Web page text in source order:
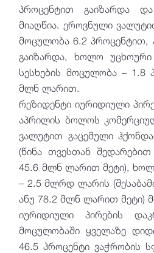
პროცენტით გაიზარდა
მიაღწია. ეროვნული
მოცულობა 6.2
გაიზარდა, ხოლო
სესხების მოცულობა – 1.8
მლნ ლარით.
რეზიდენტი იურიდიული
აპრილის ბოლოს
ვალუტით გაცემული
(წინა თვესთან
45.6 მლნ ლარით მეტი),
– 2.5 მლრდ ლარის
ანუ 78.2 მლნ ლარით მეტი)
იურიდიული პირების
მოცულობაში ყველაზე
46.5 პროცენტი ვაჭრობის